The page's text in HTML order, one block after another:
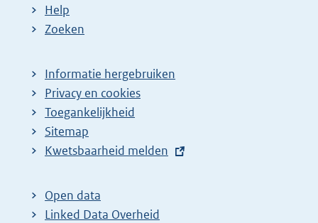
Help
Zoeken
Informatie hergebruiken
Privacy en cookies
Toegankelijkheid
Sitemap
E
t
e
Kwetsbaarheid melden
Open data
Linked Data Overheid